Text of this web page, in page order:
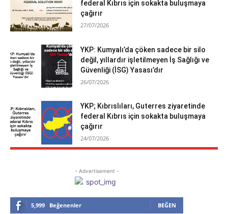
federal Kıbrıs için sokakta buluşmaya
çağırır
27/07/2026
YKP: Kumyalı’da çöken sadece bir silo
değil, yıllardır işletilmeyen İş Sağlığı ve
Güvenliği (İSG) Yasası’dır
26/07/2026
YKP; Kıbrıslıları, Guterres ziyaretinde
federal Kıbrıs için sokakta buluşmaya
çağırır
24/07/2026
- Advertisement -
5,999 Beğenenler BEĞEN